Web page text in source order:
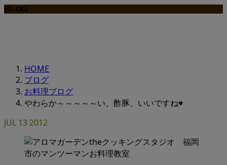
BLOG
HOME
ブログ
お料理ブログ
やわらか～～～～～い、酢豚、いいですね♥
JUL 132012